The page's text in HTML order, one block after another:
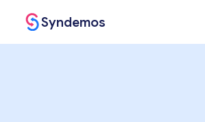
Syndemos